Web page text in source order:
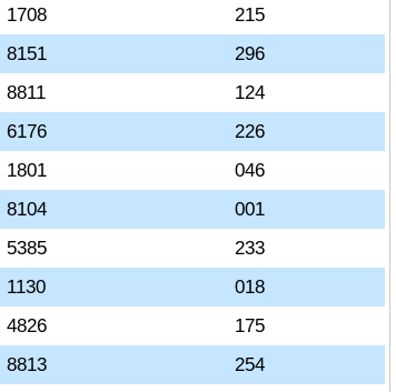
1708
215
8151
296
8811
124
6176
226
1801
046
8104
001
5385
233
1130
018
4826
175
8813
254